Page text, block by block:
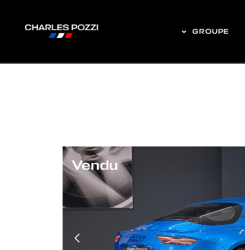
GROUPE
Vendu